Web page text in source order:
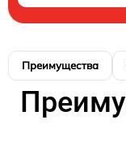
Преимущества